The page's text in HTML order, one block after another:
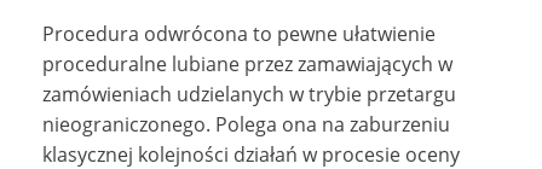
Procedura odwrócona to pewne ułatwienie
proceduralne lubiane przez zamawiających w
zamówieniach udzielanych w trybie przetargu
nieograniczonego. Polega ona na zaburzeniu
klasycznej kolejności działań w procesie oceny